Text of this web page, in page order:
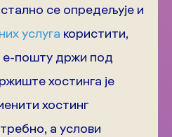
се опредељује и
услуга користити,
е-пошту држи под
хостинга је
хостинг
а услови